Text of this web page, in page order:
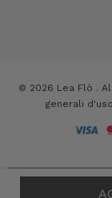
© 2026 Lea Flò .
generali d'uso
Le tue